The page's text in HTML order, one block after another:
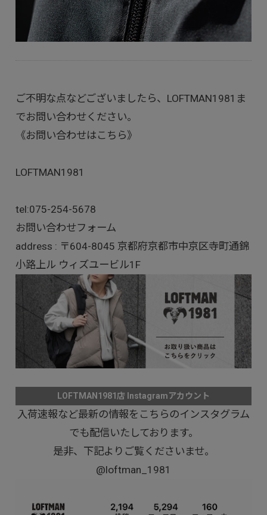
ご不明な点などございましたら、LOFTMAN1981ま
でお問い合わせください。
《お問い合わせはこちら》
LOFTMAN1981
tel:075-254-5678
お問い合わせフォーム
address : 〒604-8045 京都府京都市中京区寺町通錦
小路上ル ウィズユービル1F
LOFTMAN1981店 Instagramアカウント
入荷速報など最新の情報をこちらのインスタグラム
でも配信いたしております。
是非、下記よりご覧くださいませ。
@loftman_1981